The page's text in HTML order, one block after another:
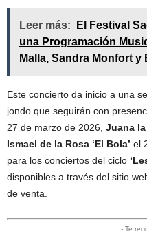
Leer más:
El Festival
una Programación
Malla, Sandra Monfort y
Este concierto da inicio a una
jondo que seguirán con
27 de marzo de 2026, Juana
Ismael de la Rosa ‘El Bola’ el
para los conciertos del ciclo
disponibles a través del sitio
de venta.
- Te